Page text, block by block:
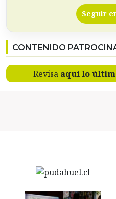
Seguir
CONTENIDO
Revisa aquí lo